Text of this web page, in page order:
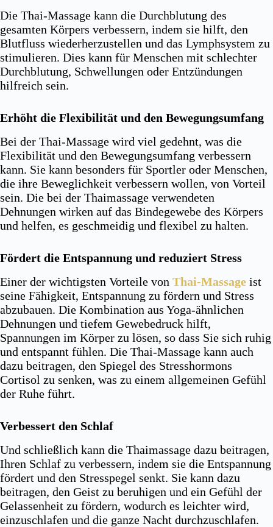
Die Thai-Massage kann die Durchblutung des
gesamten Körpers verbessern, indem sie hilft, den
Blutfluss wiederherzustellen und das Lymphsystem zu
stimulieren. Dies kann für Menschen mit schlechter
Durchblutung, Schwellungen oder Entzündungen
hilfreich sein.
Erhöht die Flexibilität und den Bewegungsumfang
Bei der Thai-Massage wird viel gedehnt, was die
Flexibilität und den Bewegungsumfang verbessern
kann. Sie kann besonders für Sportler oder Menschen,
die ihre Beweglichkeit verbessern wollen, von Vorteil
sein. Die bei der Thaimassage verwendeten
Dehnungen wirken auf das Bindegewebe des Körpers
und helfen, es geschmeidig und flexibel zu halten.
Fördert die Entspannung und reduziert Stress
Einer der wichtigsten Vorteile von Thai-Massage ist
seine Fähigkeit, Entspannung zu fördern und Stress
abzubauen. Die Kombination aus Yoga-ähnlichen
Dehnungen und tiefem Gewebedruck hilft,
Spannungen im Körper zu lösen, so dass Sie sich ruhig
und entspannt fühlen. Die Thai-Massage kann auch
dazu beitragen, den Spiegel des Stresshormons
Cortisol zu senken, was zu einem allgemeinen Gefühl
der Ruhe führt.
Verbessert den Schlaf
Und schließlich kann die Thaimassage dazu beitragen,
Ihren Schlaf zu verbessern, indem sie die Entspannung
fördert und den Stresspegel senkt. Sie kann dazu
beitragen, den Geist zu beruhigen und ein Gefühl der
Gelassenheit zu fördern, wodurch es leichter wird,
einzuschlafen und die ganze Nacht durchzuschlafen.